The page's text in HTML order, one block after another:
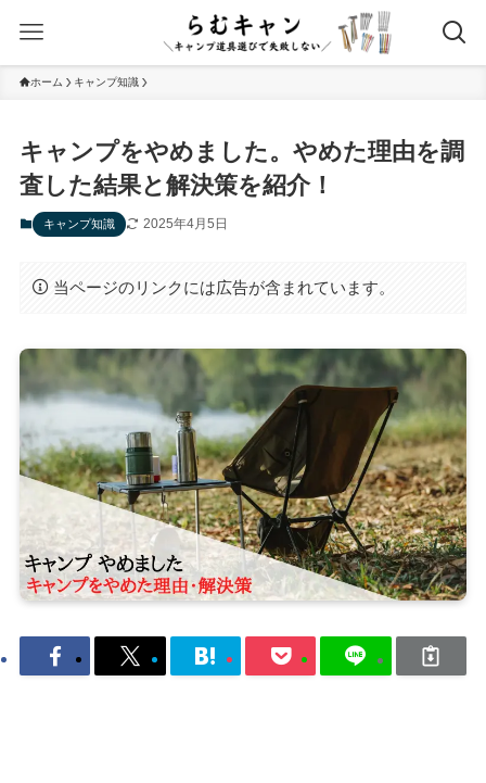
ホーム キャンプ知識
キャンプをやめました。やめた理由を調
査した結果と解決策を紹介！
キャンプ知識 2025年4月5日
当ページのリンクには広告が含まれています。